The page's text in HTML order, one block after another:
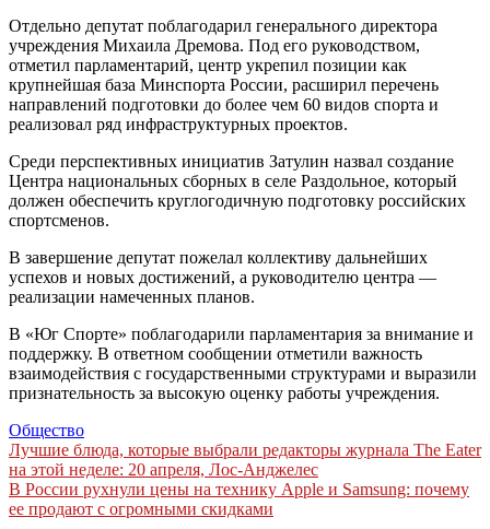
Отдельно депутат поблагодарил генерального директора
учреждения Михаила Дремова. Под его руководством,
отметил парламентарий, центр укрепил позиции как
крупнейшая база Минспорта России, расширил перечень
направлений подготовки до более чем 60 видов спорта и
реализовал ряд инфраструктурных проектов.
Среди перспективных инициатив Затулин назвал создание
Центра национальных сборных в селе Раздольное, который
должен обеспечить круглогодичную подготовку российских
спортсменов.
В завершение депутат пожелал коллективу дальнейших
успехов и новых достижений, а руководителю центра —
реализации намеченных планов.
В «Юг Спорте» поблагодарили парламентария за внимание и
поддержку. В ответном сообщении отметили важность
взаимодействия с государственными структурами и выразили
признательность за высокую оценку работы учреждения.
Общество
Навигация
по
записям
Лучшие блюда, которые выбрали редакторы журнала The Eater
на этой неделе: 20 апреля, Лос-Анджелес
В России рухнули цены на технику Apple и Samsung: почему
ее продают с огромными скидками